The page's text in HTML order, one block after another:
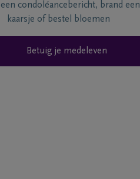
condoléancebericht, brand een
kaarsje of bestel bloemen
Betuig je medeleven